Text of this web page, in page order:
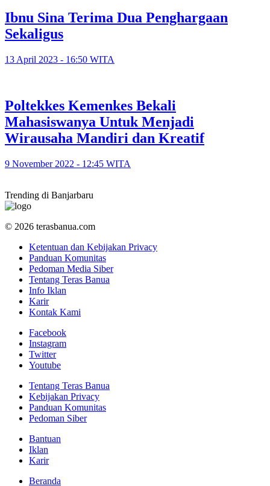
Ibnu Sina Terima Dua Penghargaan
Sekaligus
13 April 2023 - 16:50 WITA
Poltekkes Kemenkes Bekali
Mahasiswanya Untuk Menjadi
Wirausaha Mandiri dan Kreatif
9 November 2022 - 12:45 WITA
Trending di Banjarbaru
© 2026 terasbanua.com
Ketentuan dan Kebijakan Privacy
Panduan Komunitas
Pedoman Media Siber
Tentang Teras Banua
Info Iklan
Karir
Kontak Kami
Facebook
Instagram
Twitter
Youtube
Tentang Teras Banua
Kebijakan Privacy
Panduan Komunitas
Pedoman Siber
Bantuan
Iklan
Karir
Beranda